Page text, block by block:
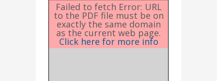
Failed to fetch Error: URL
to the PDF file must be on
exactly the same domain
as the current web page.
Click here for more info